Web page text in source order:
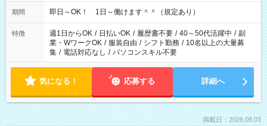
期間 即日～OK！ 1日～働けます＾＾（規定あり）
特徴 週1日からOK / 日払いOK / 履歴書不要 / 40～50代活躍中 / 副
業・WワークOK / 服装自由 / シフト勤務 / 10名以上の大量募
集 / 電話対応なし / パソコンスキル不要
気になる！ 応募する 詳細へ
掲載日：2026.08.03